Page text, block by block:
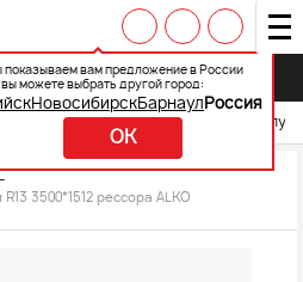
показываем вам предложение в России
вы можете выбрать другой город:
НовосибирскБарнаул Россия
OK
Выберите свой мотоцикл и
3500*1512 рессора ALKO